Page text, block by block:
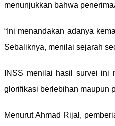
menunjukkan bahwa
“Ini menandakan adanya
Sebaliknya, menilai sejarah
INSS menilai hasil survei ini
glorifikasi berlebihan maupun
Menurut Ahmad Rijal,